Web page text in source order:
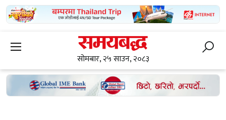
सोमबार, २५ साउन, २०८३